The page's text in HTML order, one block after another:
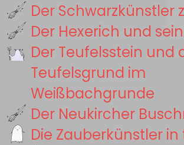
Der Schwarzkünstler
Der Hexerich und
Der Teufelsstein und
Teufelsgrund im
Weißbachgrunde
Der Neukircher
Die Zauberkünstler